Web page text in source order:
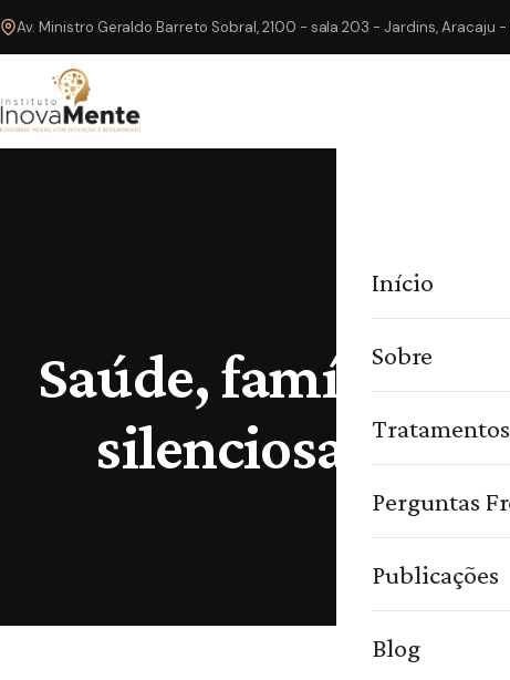
Av. Ministro Geraldo Barreto Sobral, 2100 - sala 203 - Jardins, Aracaju
Início
Sobre
Tratamentos
Perguntas
Publicações
Blog
Saúde, família e
silenciosa que